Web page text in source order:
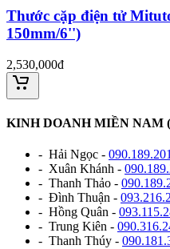
Thước cặp điện tử
150mm/6'')
2,530,000đ
KINH DOANH MIỀN NAM
- Hải Ngọc -
- Xuân Khánh -
- Thanh Thảo -
- Đình Thuận -
- Hồng Quân -
- Trung Kiên -
- Thanh Thúy -